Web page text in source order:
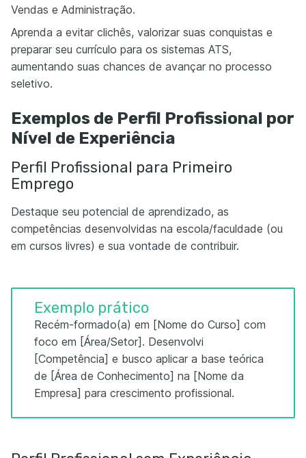
Vendas e Administração.
Aprenda a evitar clichês, valorizar suas conquistas e
preparar seu currículo para os sistemas ATS,
aumentando suas chances de avançar no processo
seletivo.
Exemplos de Perfil Profissional por
Nível de Experiência
Perfil Profissional para Primeiro
Emprego
Destaque seu potencial de aprendizado, as
competências desenvolvidas na escola/faculdade (ou
em cursos livres) e sua vontade de contribuir.
Exemplo prático
Recém-formado(a) em [Nome do Curso] com
foco em [Área/Setor]. Desenvolvi
[Competência] e busco aplicar a base teórica
de [Área de Conhecimento] na [Nome da
Empresa] para crescimento profissional.